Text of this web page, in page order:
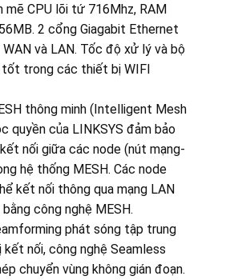
mẽ CPU lõi tứ 716Mhz, RAM
2 cổng Giagabit Ethernet
và LAN. Tốc độ xử lý và bộ
tốt trong các thiết bị WIFI
thông minh (Intelligent Mesh
quyền của LINKSYS đảm bảo
nối giữa các node (nút mạng-
hệ thống MESH. Các node
kết nối thông qua mạng LAN
công nghệ MESH.
phát sóng tập trung
nối, công nghệ Seamless
chuyển vùng không gián đoạn.